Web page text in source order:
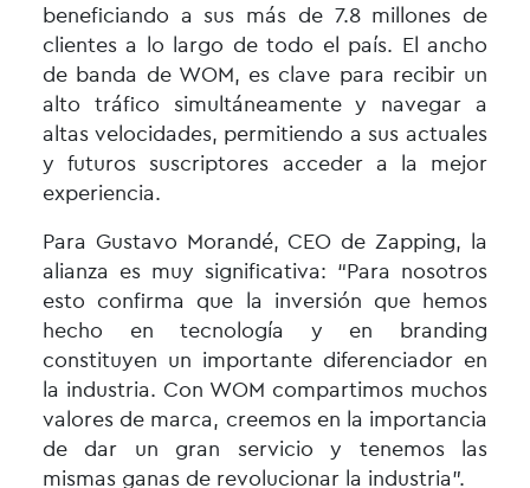
beneficiando a sus más de 7.8 millones de
clientes a lo largo de todo el país. El ancho
de banda de WOM, es clave para recibir un
alto tráfico simultáneamente y navegar a
altas velocidades, permitiendo a sus actuales
y futuros suscriptores acceder a la mejor
experiencia.
Para Gustavo Morandé, CEO de Zapping, la
alianza es muy significativa: “Para nosotros
esto confirma que la inversión que hemos
hecho en tecnología y en branding
constituyen un importante diferenciador en
la industria. Con WOM compartimos muchos
valores de marca, creemos en la importancia
de dar un gran servicio y tenemos las
mismas ganas de revolucionar la industria”.